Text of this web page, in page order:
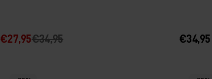
€27,95€34,95 €34,95